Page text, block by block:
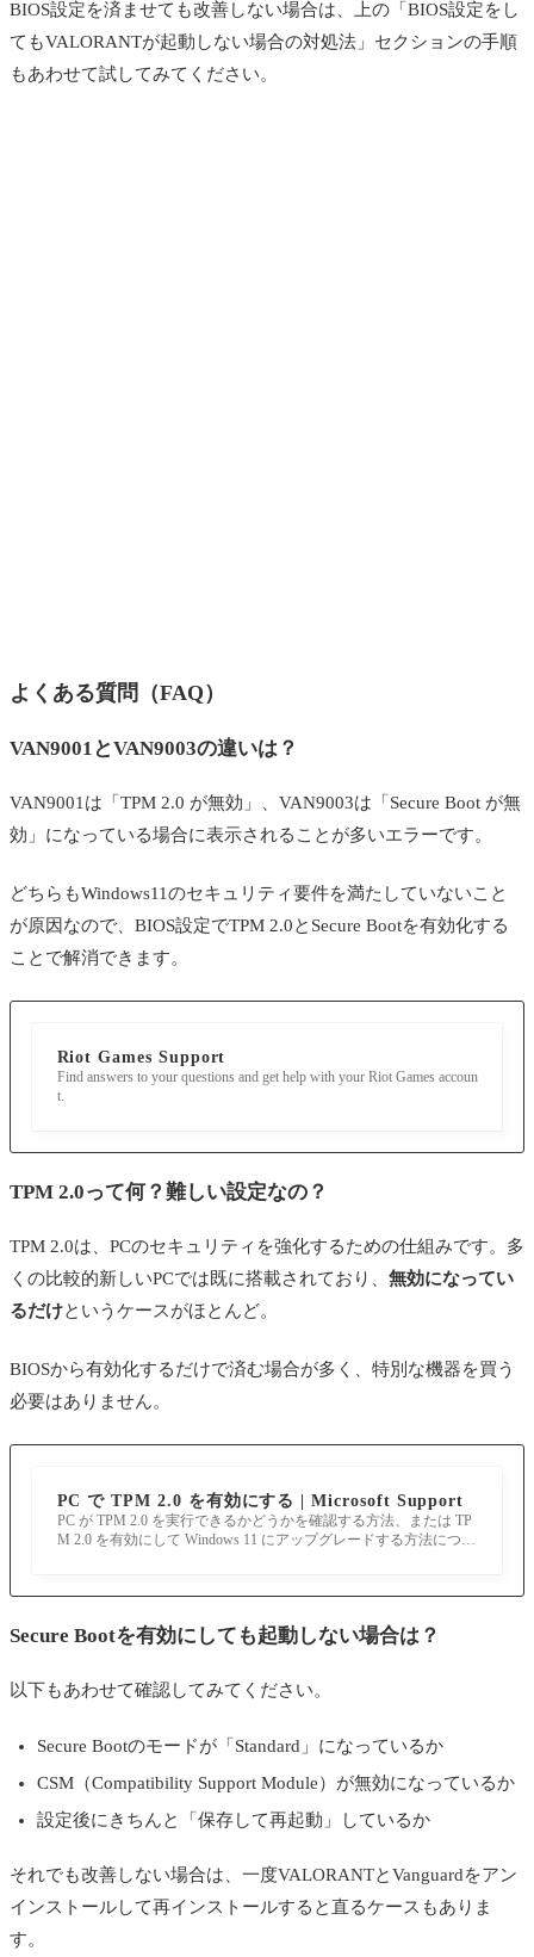
BIOS設定を済ませても改善しない場合は、上の「BIOS設定をし
てもVALORANTが起動しない場合の対処法」セクションの手順
もあわせて試してみてください。
よくある質問（FAQ）
VAN9001とVAN9003の違いは？
VAN9001は「TPM 2.0 が無効」、VAN9003は「Secure Boot が無
効」になっている場合に表示されることが多いエラーです。
どちらもWindows11のセキュリティ要件を満たしていないこと
が原因なので、BIOS設定でTPM 2.0とSecure Bootを有効化する
ことで解消できます。
Riot Games Support
Find answers to your questions and get help with your Riot Games accoun
t.
TPM 2.0って何？難しい設定なの？
TPM 2.0は、PCのセキュリティを強化するための仕組みです。多
くの比較的新しいPCでは既に搭載されており、 無効になってい
るだけというケースがほとんど。
BIOSから有効化するだけで済む場合が多く、特別な機器を買う
必要はありません。
PC で TPM 2.0 を有効にする | Microsoft Support
PC が TPM 2.0 を実行できるかどうかを確認する方法、または TP
M 2.0 を有効にして Windows 11 にアップグレードする方法につい
Secure Bootを有効にしても起動しない場合は？
以下もあわせて確認してみてください。
Secure Bootのモードが「Standard」になっているか
CSM（Compatibility Support Module）が無効になっているか
設定後にきちんと「保存して再起動」しているか
それでも改善しない場合は、一度VALORANTとVanguardをアン
インストールして再インストールすると直るケースもありま
す。